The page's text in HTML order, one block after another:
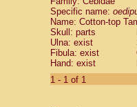
Cebidae
Cebidae
Cebidae
Cebidae
Cebidae
Cebidae
Cebidae
Specific name:
Name: Cotton-top
Skull: parts
Ulna: exist
Fibula: exist
Hand: exist
1 - 1 of 1